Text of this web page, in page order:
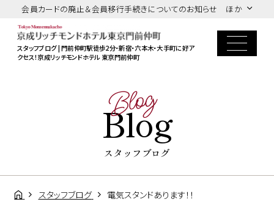
会員カードの廃止＆会員移行手続きについてのお知らせ ほか
スタッフブログ | 門前仲町駅徒歩2分・新宿・六本木・大手町に好ア
クセス！京成リッチモンドホテル 東京門前仲町
Blog
Blog
スタッフブログ
スタッフブログ 電気スタンドあります！！